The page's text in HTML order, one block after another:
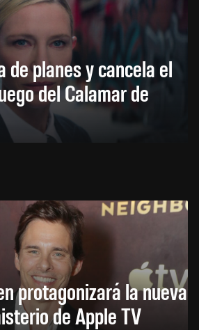
de planes y cancela el
del Calamar de
protagonizará la nueva
de Apple TV